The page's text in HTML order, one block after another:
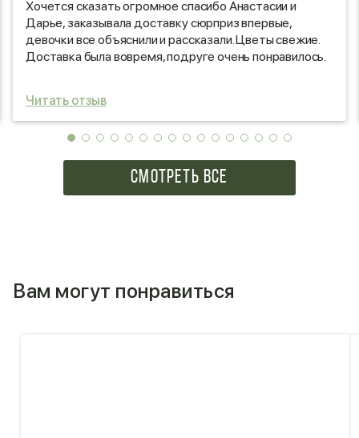
Хочется сказать огромное спасибо Анастасии и
Дарье, заказывала доставку сюрприз впервые,
девочки все объяснили и рассказали. Цветы свежие.
Доставка была вовремя, подруге очень понравилось.
Читать отзыв
СМОТРЕТЬ ВСЕ
Вам могут понравиться